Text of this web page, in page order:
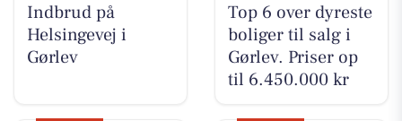
Indbrud på
Helsingevej i
Gørlev
Top 6 over dyreste
boliger til salg i
Gørlev. Priser op
til 6.450.000 kr